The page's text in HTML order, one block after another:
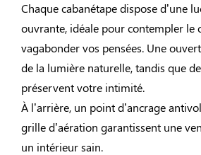
Chaque cabanétape dispose d’une
ouvrante, idéale pour contempler le
vagabonder vos pensées. Une
de la lumière naturelle, tandis que
préservent votre intimité.
À l’arrière, un point d’ancrage
grille d’aération garantissent une
un intérieur sain.